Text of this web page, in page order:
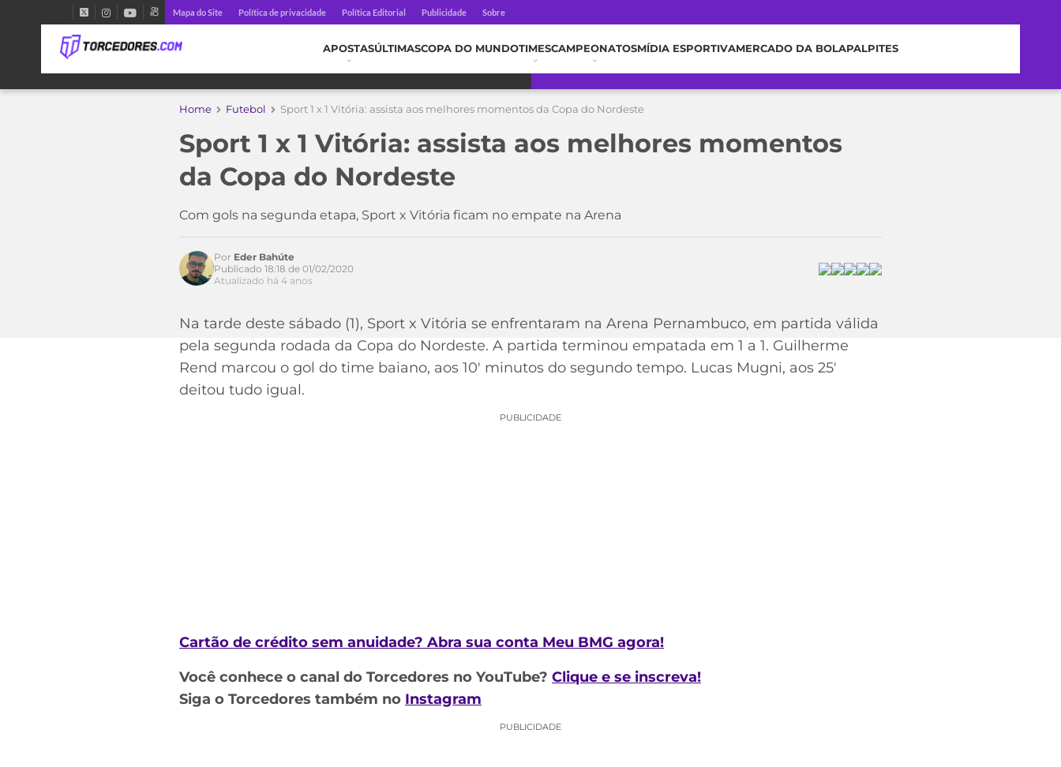
Mapa do Site Política de privacidade Política Editorial Publicidade Sobre
APOSTASÚLTIMASCOPA DO MUNDOTIMESCAMPEONATOSMÍDIA ESPORTIVAMERCADO DA BOLAPALPITES
Home Futebol Sport 1 x 1 Vitória: assista aos melhores momentos da Copa do Nordeste
Sport 1 x 1 Vitória: assista aos melhores momentos
da Copa do Nordeste
Com gols na segunda etapa, Sport x Vitória ficam no empate na Arena
Acesse o perfil do autor
Por Eder Bahúte
Publicado 18:18 de 01/02/2020
Atualizado há 4 anos
Na tarde deste sábado (1), Sport x Vitória se enfrentaram na Arena Pernambuco, em partida válida
pela segunda rodada da Copa do Nordeste. A partida terminou empatada em 1 a 1. Guilherme
Rend marcou o gol do time baiano, aos 10′ minutos do segundo tempo. Lucas Mugni, aos 25′
deitou tudo igual.
PUBLICIDADE
Cartão de crédito sem anuidade? Abra sua conta Meu BMG agora!
Você conhece o canal do Torcedores no YouTube? Clique e se inscreva!
Siga o Torcedores também no Instagram
PUBLICIDADE